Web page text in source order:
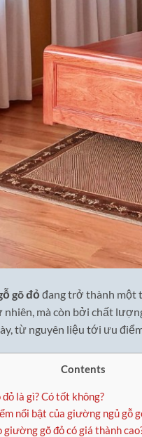
gõ đỏ đang trở thành một
mà còn bởi chất
từ nguyên liệu tới ưu
Contents
đỏ là gì? Có tốt không?
nổi bật của giường ngủ gỗ
giường gõ đỏ có giá thành